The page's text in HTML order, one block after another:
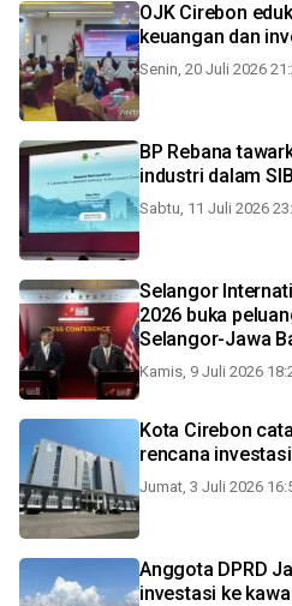
OJK Cirebon
keuangan dan
Senin, 20 Juli 2026
BP Rebana
industri dalam
Sabtu, 11 Juli 2026
Selangor
2026 buka
Selangor-Jawa
Kamis, 9 Juli 2026
Kota Cirebon
rencana investasi
Jumat, 3 Juli 2026
Anggota DPRD
investasi ke